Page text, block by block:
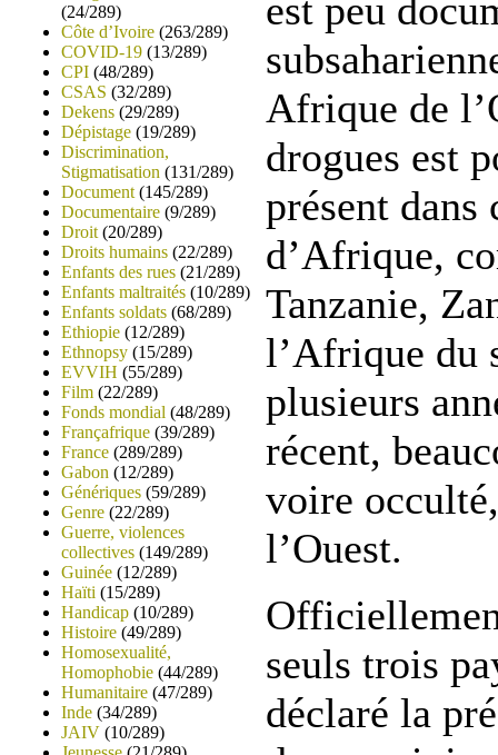
(24/289)
Côte d’Ivoire (263/289)
COVID-19 (13/289)
CPI (48/289)
CSAS (32/289)
Dekens (29/289)
Dépistage (19/289)
Discrimination,
Stigmatisation (131/289)
Document (145/289)
Documentaire (9/289)
Droit (20/289)
Droits humains (22/289)
Enfants des rues (21/289)
Enfants maltraités (10/289)
Enfants soldats (68/289)
Ethiopie (12/289)
Ethnopsy (15/289)
EVVIH (55/289)
Film (22/289)
Fonds mondial (48/289)
Françafrique (39/289)
France (289/289)
Gabon (12/289)
Génériques (59/289)
Genre (22/289)
Guerre, violences
collectives (149/289)
Guinée (12/289)
Haïti (15/289)
Handicap (10/289)
Histoire (49/289)
Homosexualité,
Homophobie (44/289)
Humanitaire (47/289)
Inde (34/289)
JAIV (10/289)
est peu
Afrique de
drogues est
présent dans
d’Afrique,
Tanzanie,
l’Afrique du
plusieurs
récent,
voire
l’Ouest.
seuls trois
déclaré la